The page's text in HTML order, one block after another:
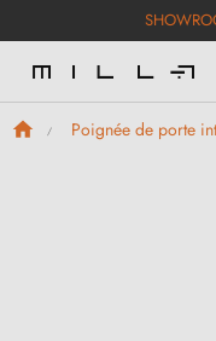
Poignée de porte